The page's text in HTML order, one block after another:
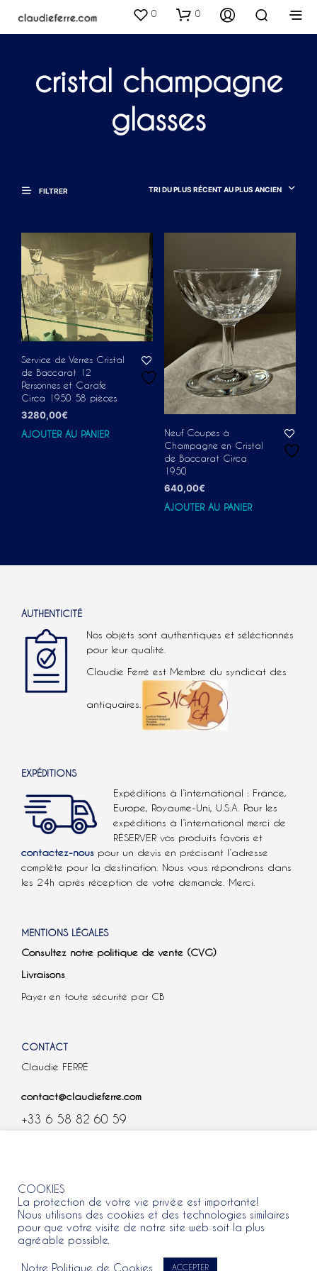
0 0
cristal champagne
glasses
FILTRER TRI DU PLUS RÉCENT AU PLUS ANCIEN
Service de Verres Cristal
de Baccarat 12
Personnes et Carafe
Circa 1950 58 pièces
3280,00€
AJOUTER AU PANIER
Neuf Coupes à
Champagne en Cristal
de Baccarat Circa
1950
640,00€
AJOUTER AU PANIER
AUTHENTICITÉ
Nos objets sont authentiques et séléctionnés
pour leur qualité.
Claudie Ferré est Membre du syndicat des
antiquaires.
EXPÉDITIONS
Expéditions à l’international : France,
Europe, Royaume-Uni, U.S.A. Pour les
expéditions à l’international merci de
RÉSERVER vos produits favoris et
contactez-nous pour un devis en précisant l’adresse
complète pour la destination. Nous vous répondrons dans
les 24h après réception de votre demande. Merci.
MENTIONS LÉGALES
Consultez notre politique de vente (CVG)
Livraisons
Payer en toute sécurité par CB
CONTACT
Claudie FERRÉ
contact@claudieferre.com
+33 6 58 82 60 59
COOKIES
La protection de votre vie privée est importante!
Nous utilisons des cookies et des technologies similaires
pour que votre visite de notre site web soit la plus
agréable possible.
Notre Politique de Cookies ACCEPTER